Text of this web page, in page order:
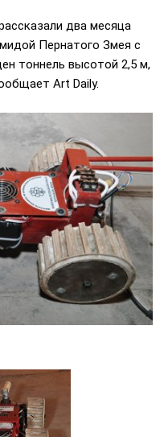
два месяца
Пернатого Змея с
тоннель высотой 2,5 м,
Art Daily.